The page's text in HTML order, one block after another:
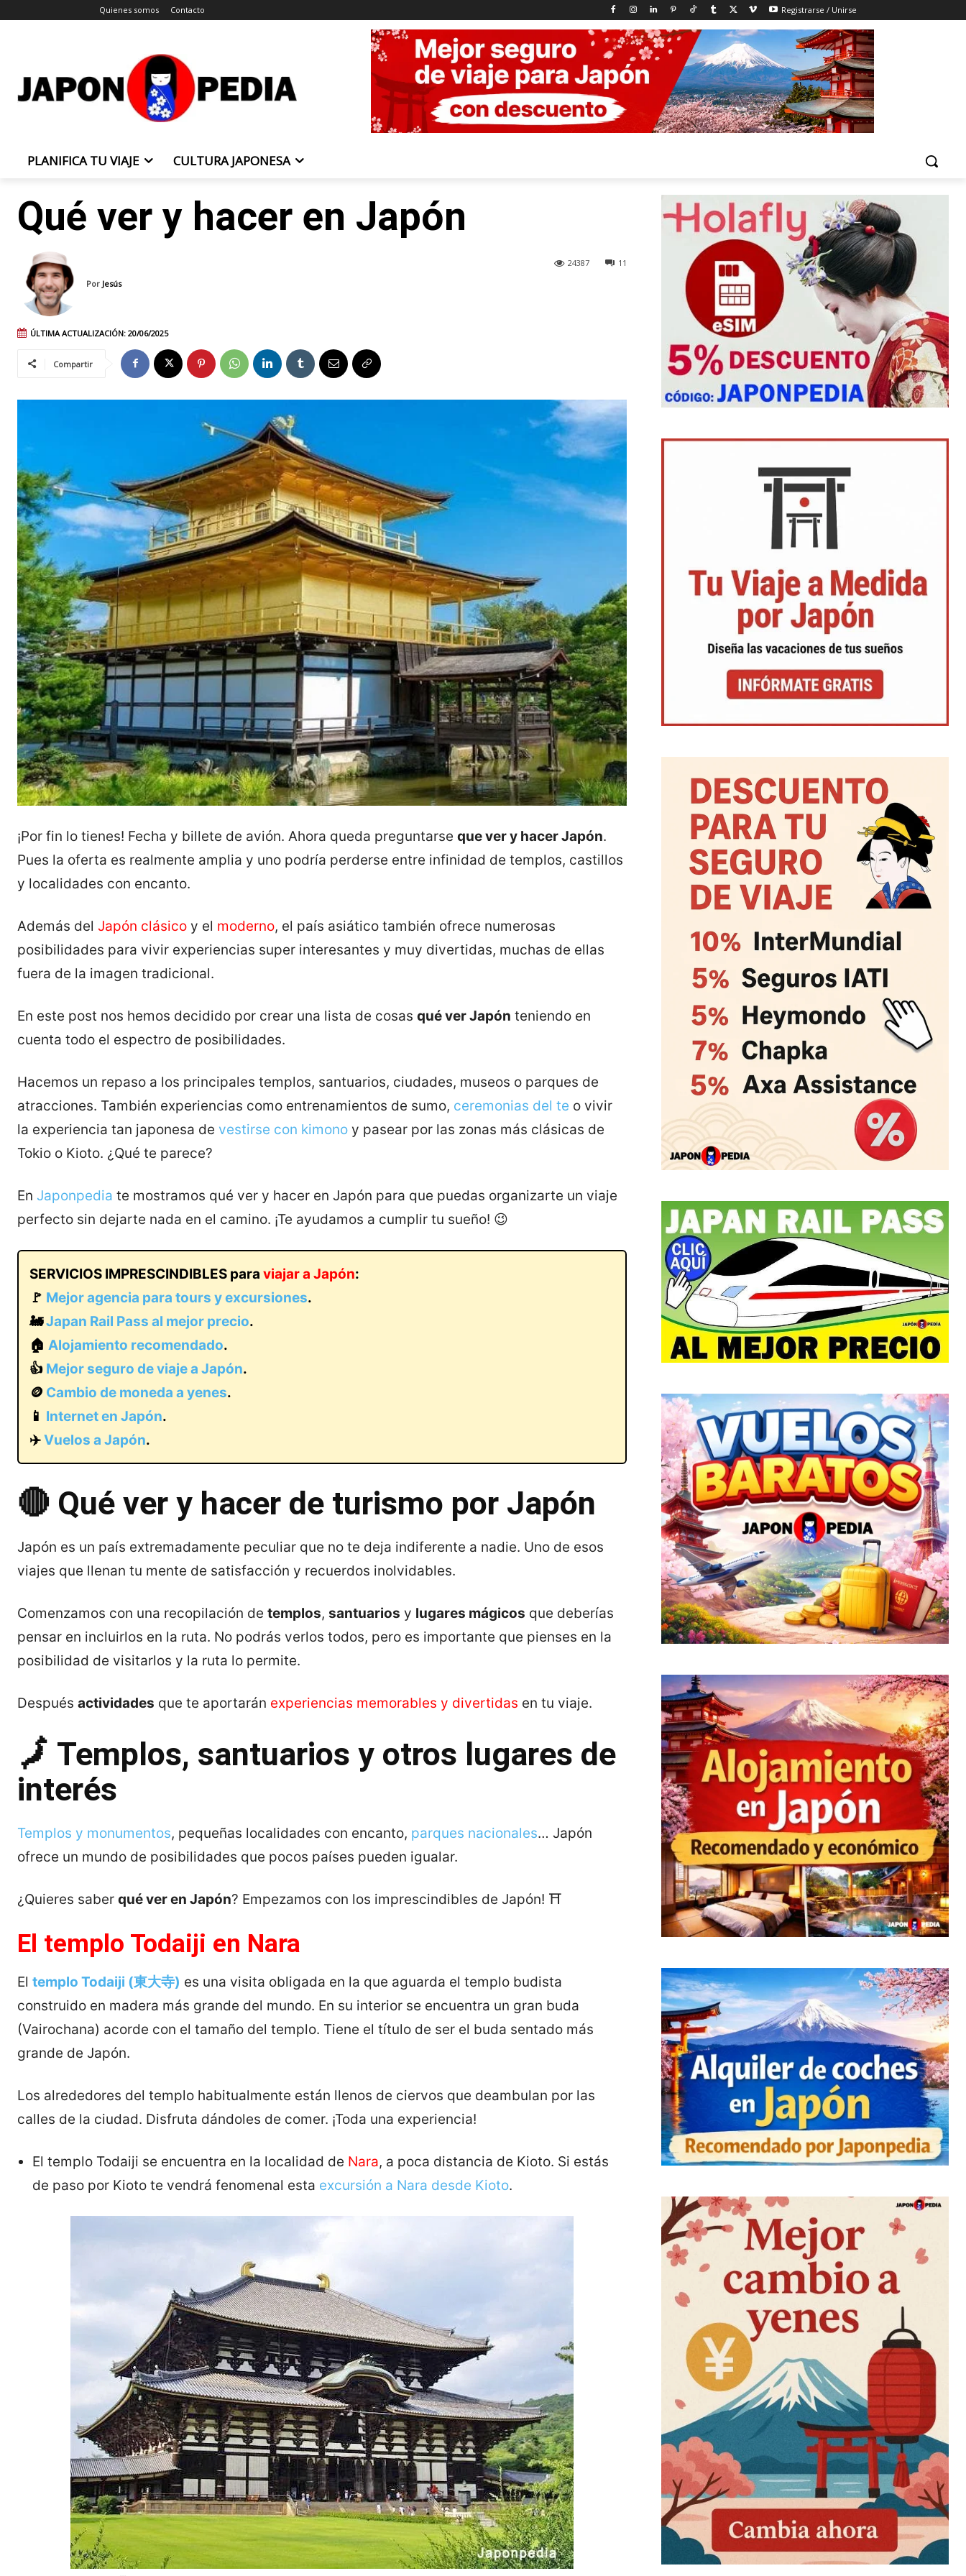
Registrarse / Unirse
Quienes somos Contacto
PLANIFICA TU VIAJE CULTURA JAPONESA
Qué ver y hacer en Japón
11
24387
Por Jesús
ÚLTIMA ACTUALIZACIÓN: 20/06/2025
Compartir
¡Por fin lo tienes! Fecha y billete de avión. Ahora queda preguntarse que ver y hacer Japón.
Pues la oferta es realmente amplia y uno podría perderse entre infinidad de templos, castillos
y localidades con encanto.
Además del Japón clásico y el moderno, el país asiático también ofrece numerosas
posibilidades para vivir experiencias super interesantes y muy divertidas, muchas de ellas
fuera de la imagen tradicional.
En este post nos hemos decidido por crear una lista de cosas qué ver Japón teniendo en
cuenta todo el espectro de posibilidades.
Hacemos un repaso a los principales templos, santuarios, ciudades, museos o parques de
atracciones. También experiencias como entrenamientos de sumo, ceremonias del te o vivir
la experiencia tan japonesa de vestirse con kimono y pasear por las zonas más clásicas de
Tokio o Kioto. ¿Qué te parece?
En Japonpedia te mostramos qué ver y hacer en Japón para que puedas organizarte un viaje
perfecto sin dejarte nada en el camino. ¡Te ayudamos a cumplir tu sueño! 😉
SERVICIOS IMPRESCINDIBLES para viajar a Japón:
🚩 Mejor agencia para tours y excursiones.
🚂Japan Rail Pass al mejor precio.
🏠 Alojamiento recomendado.
👍 Mejor seguro de viaje a Japón.
🪙 Cambio de moneda a yenes.
📱 Internet en Japón.
✈️Vuelos a Japón.
🔴 Qué ver y hacer de turismo por Japón
Japón es un país extremadamente peculiar que no te deja indiferente a nadie. Uno de esos
viajes que llenan tu mente de satisfacción y recuerdos inolvidables.
Comenzamos con una recopilación de templos, santuarios y lugares mágicos que deberías
pensar en incluirlos en la ruta. No podrás verlos todos, pero es importante que pienses en la
posibilidad de visitarlos y la ruta lo permite.
Después actividades que te aportarán experiencias memorables y divertidas en tu viaje.
🗾 Templos, santuarios y otros lugares de
interés
Templos y monumentos, pequeñas localidades con encanto, parques nacionales… Japón
ofrece un mundo de posibilidades que pocos países pueden igualar.
¿Quieres saber qué ver en Japón? Empezamos con los imprescindibles de Japón! ⛩️
El templo Todaiji en Nara
El templo Todaiji (東大寺) es una visita obligada en la que aguarda el templo budista
construido en madera más grande del mundo. En su interior se encuentra un gran buda
(Vairochana) acorde con el tamaño del templo. Tiene el título de ser el buda sentado más
grande de Japón.
Los alrededores del templo habitualmente están llenos de ciervos que deambulan por las
calles de la ciudad. Disfruta dándoles de comer. ¡Toda una experiencia!
El templo Todaiji se encuentra en la localidad de Nara, a poca distancia de Kioto. Si estás
de paso por Kioto te vendrá fenomenal esta excursión a Nara desde Kioto.